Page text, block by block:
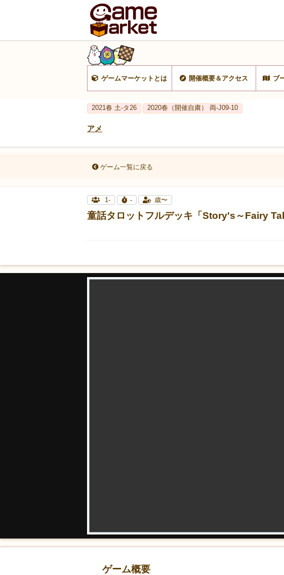
ゲームマーケットとは 開催概要＆アクセス ブ
2021春 土-タ26 2020春（開催自粛） 両-J09-10
アメ
ゲーム一覧に戻る
1- - 歳〜
童話タロットフルデッキ「Story's～Fairy
ゲーム概要